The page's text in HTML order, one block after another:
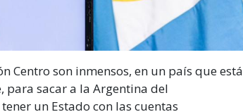
Centro son inmensos, en un país que está
sacar a la Argentina del
un Estado con las cuentas